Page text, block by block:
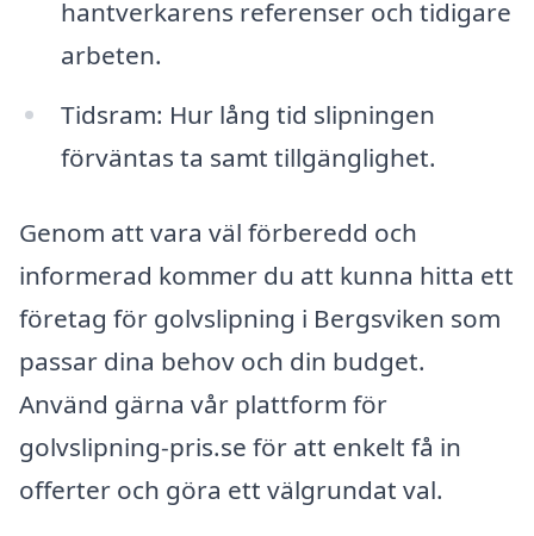
hantverkarens referenser och tidigare
arbeten.
Tidsram: Hur lång tid slipningen
förväntas ta samt tillgänglighet.
Genom att vara väl förberedd och
informerad kommer du att kunna hitta ett
företag för golvslipning i Bergsviken som
passar dina behov och din budget.
Använd gärna vår plattform för
golvslipning-pris.se för att enkelt få in
offerter och göra ett välgrundat val.